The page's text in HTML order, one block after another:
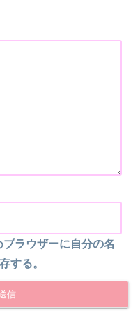
ラウザーに自分の名
する。